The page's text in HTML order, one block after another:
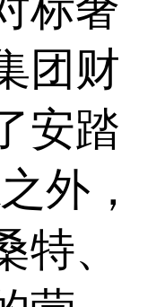
团财
安踏
外，
特、